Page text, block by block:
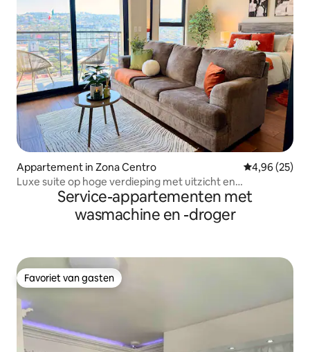
Appartement in Zona Centro Gemiddelde
4,96 (25)
Luxe suite op hoge verdieping met uitzicht en
uitstekende voorzieningen
Service-appartementen met
wasmachine en -droger
Favoriet van gasten
Favoriet van gasten